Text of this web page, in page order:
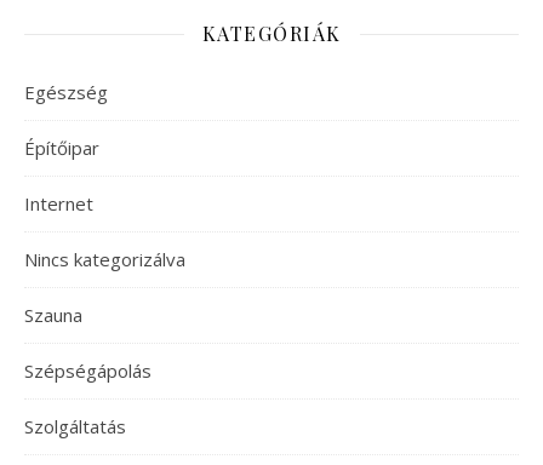
KATEGÓRIÁK
Egészség
Építőipar
Internet
Nincs kategorizálva
Szauna
Szépségápolás
Szolgáltatás